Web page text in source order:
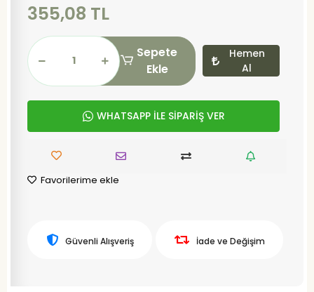
355,08 TL
Sepete
Ekle
Hemen
Al
WHATSAPP İLE SİPARİŞ VER
Favorilerime ekle
Güvenli Alışveriş İade ve Değişim